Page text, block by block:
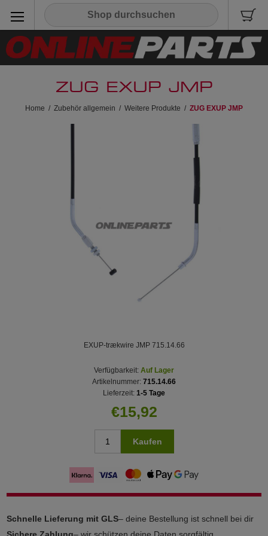
ZUG EXUP JMP
Home / Zubehör allgemein / Weitere Produkte / ZUG EXUP JMP
EXUP-trækwire JMP 715.14.66
Verfügbarkeit: Auf Lager
Artikelnummer: 715.14.66
Lieferzeit: 1-5 Tage
€15,92
Kaufen
Schnelle Lieferung mit GLS– deine Bestellung ist schnell bei dir
Sichere Zahlung– wir schützen deine Daten sorgfältig